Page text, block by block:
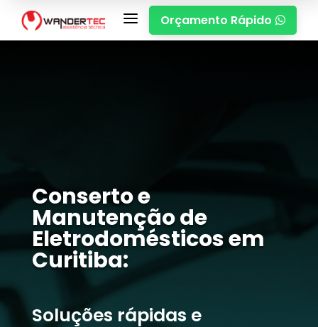
a Orçamento Rápido 
Conserto e
Manutenção de
Eletrodomésticos em
Curitiba:
Soluções rápidas e